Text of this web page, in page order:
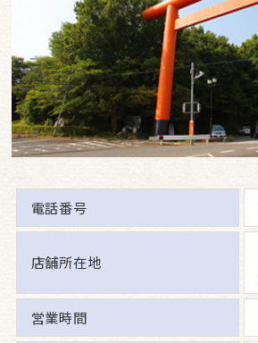
電話番号
店舗所在地
営業時間